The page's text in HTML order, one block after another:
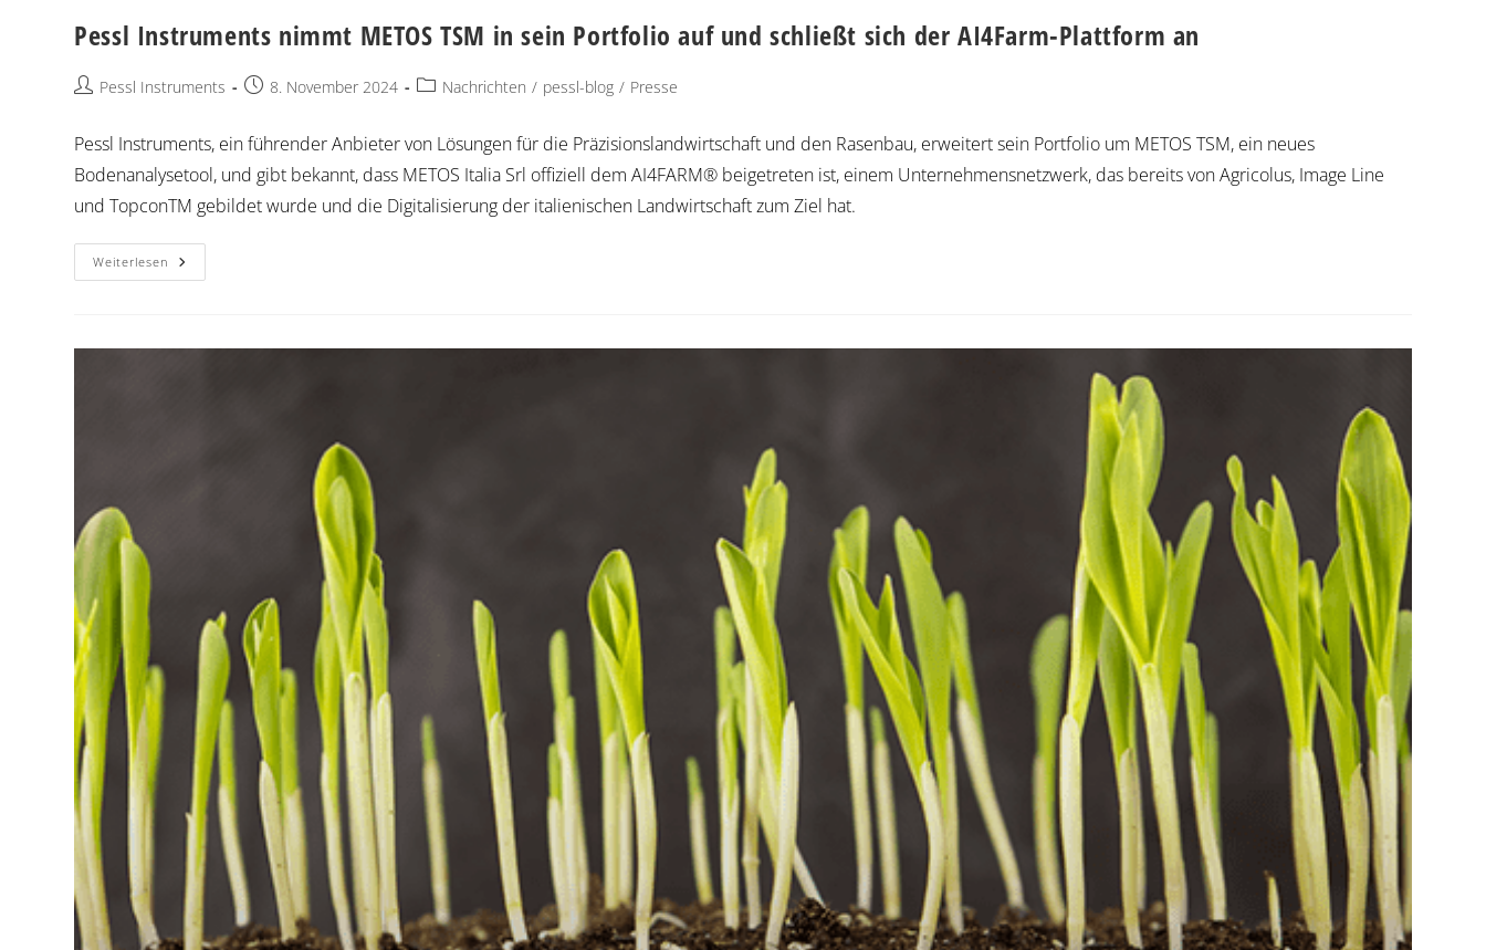
Pessl Instruments nimmt METOS TSM in sein Portfolio auf und schließt sich der AI4Farm-Plattform an
Pessl Instruments 8. November 2024 Nachrichten / pessl-blog / Presse
Pessl Instruments, ein führender Anbieter von Lösungen für die Präzisionslandwirtschaft und den Rasenbau, erweitert sein Portfolio um METOS TSM, ein neues
Bodenanalysetool, und gibt bekannt, dass METOS Italia Srl offiziell dem AI4FARM® beigetreten ist, einem Unternehmensnetzwerk, das bereits von Agricolus, Image Line
und TopconTM gebildet wurde und die Digitalisierung der italienischen Landwirtschaft zum Ziel hat.
Weiterlesen